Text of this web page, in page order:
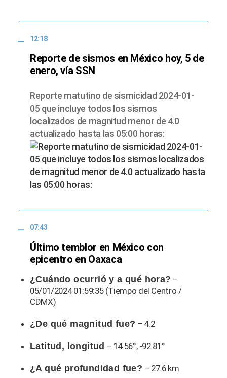
12:18
Reporte de sismos en México hoy, 5 de
enero, vía SSN
Reporte matutino de sismicidad 2024-01-
05 que incluye todos los sismos
localizados de magnitud menor de 4.0
actualizado hasta las 05:00 horas:
07:43
Último temblor en México con
epicentro en Oaxaca
¿Cuándo ocurrió y a qué hora? –
05/01/2024 01:59:35 (Tiempo del Centro /
CDMX)
¿De qué magnitud fue? – 4.2
Latitud, longitud – 14.56°, -92.81°
¿A qué profundidad fue? – 27.6 km